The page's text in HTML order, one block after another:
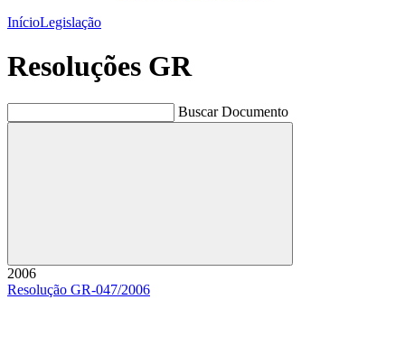
InícioLegislação
Resoluções GR
Buscar Documento
Buscar
2006
Resolução GR-047/2006